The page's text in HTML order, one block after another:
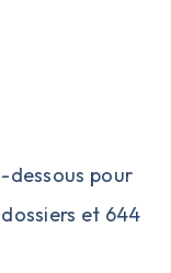
dessous pour
et 644